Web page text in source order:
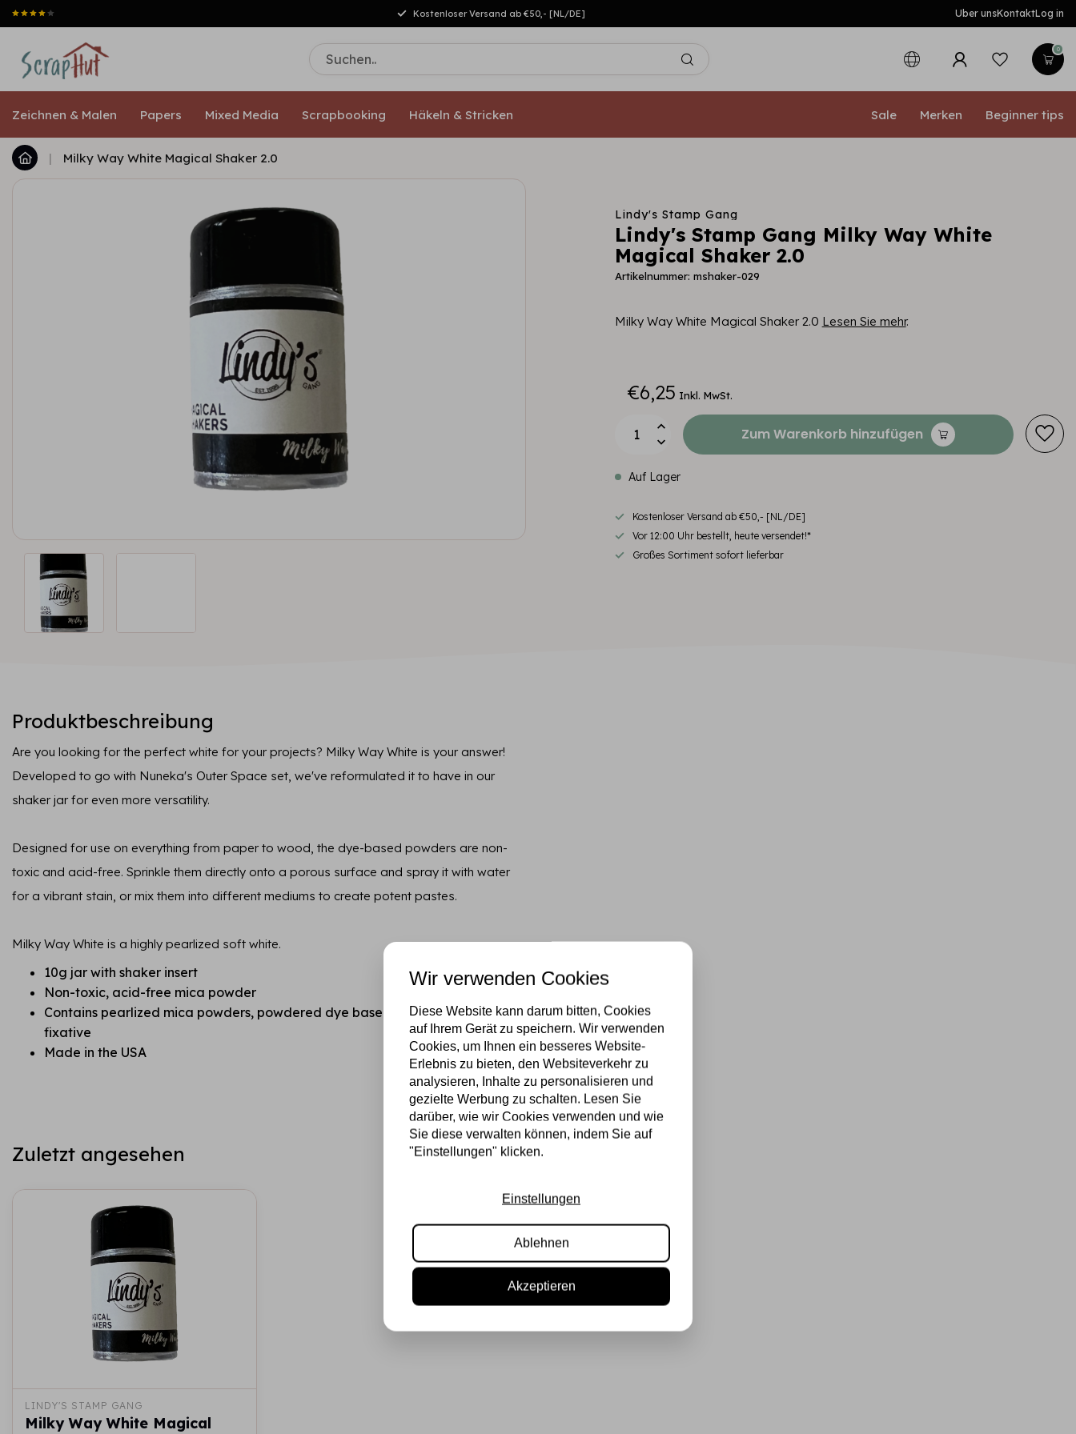
Kostenloser Versand ab €50,- [NL/DE] Uber unsKontaktLog in
0
Zeichnen & Malen Papers Mixed Media Scrapbooking Häkeln & Stricken Sale Merken Beginner tips
| Milky Way White Magical Shaker 2.0
Lindy's Stamp Gang
Lindy's Stamp Gang Milky Way White
Magical Shaker 2.0
Artikelnummer: mshaker-029
Milky Way White Magical Shaker 2.0 Lesen Sie mehr.
€6,25 Inkl. MwSt.
Zum Warenkorb hinzufügen
Auf Lager
Kostenloser Versand ab €50,- [NL/DE]
Vor 12:00 Uhr bestellt, heute versendet!*
Großes Sortiment sofort lieferbar
Produktbeschreibung
Are you looking for the perfect white for your projects? Milky Way White is your answer!
Developed to go with Nuneka's Outer Space set, we've reformulated it to have in our
shaker jar for even more versatility.
Designed for use on everything from paper to wood, the dye-based powders are non-
toxic and acid-free. Sprinkle them directly onto a porous surface and spray it with water
for a vibrant stain, or mix them into different mediums to create potent pastes.
Milky Way White is a highly pearlized soft white.
10g jar with shaker insert
Non-toxic, acid-free mica powder
Contains pearlized mica powders, powdered dye based pigments & a
fixative
Made in the USA
Zuletzt angesehen
LINDY'S STAMP GANG
Milky Way White Magical
Wir verwenden Cookies
Diese Website kann darum bitten, Cookies
auf Ihrem Gerät zu speichern. Wir verwenden
Cookies, um Ihnen ein besseres Website-
Erlebnis zu bieten, den Websiteverkehr zu
analysieren, Inhalte zu personalisieren und
gezielte Werbung zu schalten. Lesen Sie
darüber, wie wir Cookies verwenden und wie
Sie diese verwalten können, indem Sie auf
"Einstellungen" klicken.
Einstellungen
Ablehnen
Akzeptieren